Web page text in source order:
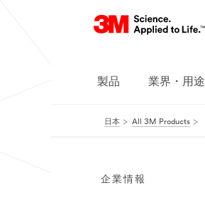
製品 業界・用途
日本 All 3M Products
企業情報